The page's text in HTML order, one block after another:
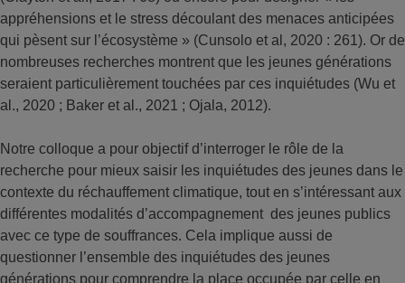
appréhensions et le stress découlant des menaces anticipées
qui pèsent sur l’écosystème » (Cunsolo et al, 2020 : 261). Or de
nombreuses recherches montrent que les jeunes générations
seraient particulièrement touchées par ces inquiétudes (Wu et
al., 2020 ; Baker et al., 2021 ; Ojala, 2012).
Notre colloque a pour objectif d’interroger le rôle de la
recherche pour mieux saisir les inquiétudes des jeunes dans le
contexte du réchauffement climatique, tout en s’intéressant aux
différentes modalités d’accompagnement des jeunes publics
avec ce type de souffrances. Cela implique aussi de
questionner l’ensemble des inquiétudes des jeunes
générations pour comprendre la place occupée par celle en